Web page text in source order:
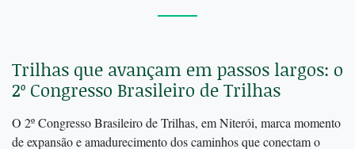
Trilhas que avançam em passos largos: o
2º Congresso Brasileiro de Trilhas
O 2º Congresso Brasileiro de Trilhas, em Niterói, marca momento
de expansão e amadurecimento dos caminhos que conectam o